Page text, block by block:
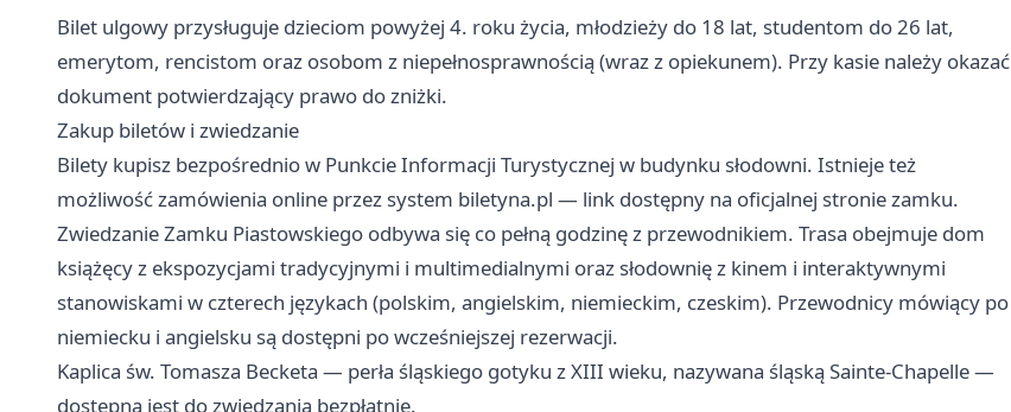
Bilet ulgowy przysługuje dzieciom powyżej 4. roku życia, młodzieży do 18 lat, studentom do 26 lat,
emerytom, rencistom oraz osobom z niepełnosprawnością (wraz z opiekunem). Przy kasie należy okazać
dokument potwierdzający prawo do zniżki.
Zakup biletów i zwiedzanie
Bilety kupisz bezpośrednio w Punkcie Informacji Turystycznej w budynku słodowni. Istnieje też
możliwość zamówienia online przez system biletyna.pl — link dostępny na oficjalnej stronie zamku.
Zwiedzanie Zamku Piastowskiego odbywa się co pełną godzinę z przewodnikiem. Trasa obejmuje dom
książęcy z ekspozycjami tradycyjnymi i multimedialnymi oraz słodownię z kinem i interaktywnymi
stanowiskami w czterech językach (polskim, angielskim, niemieckim, czeskim). Przewodnicy mówiący po
niemiecku i angielsku są dostępni po wcześniejszej rezerwacji.
Kaplica św. Tomasza Becketa — perła śląskiego gotyku z XIII wieku, nazywana śląską Sainte-Chapelle —
dostępna jest do zwiedzania bezpłatnie.